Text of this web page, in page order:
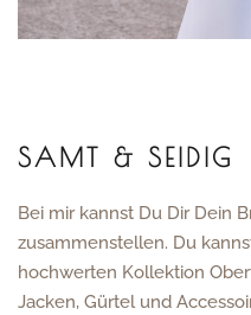
SAMT & SEIDIG
Bei mir kannst Du Dir Dein
zusammenstellen. Du
hochwerten Kollektion
Jacken, Gürtel und